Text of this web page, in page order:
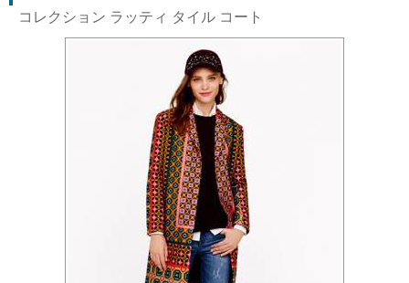
コレクション ラッティ タイル コート